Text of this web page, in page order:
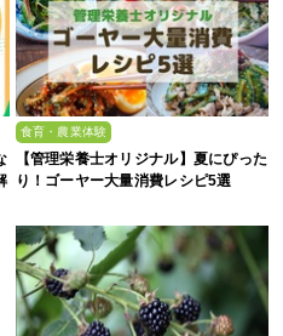
食育・農業体験
【管理栄養士オリジナル】夏にぴった
り！ゴーヤー大量消費レシピ5選